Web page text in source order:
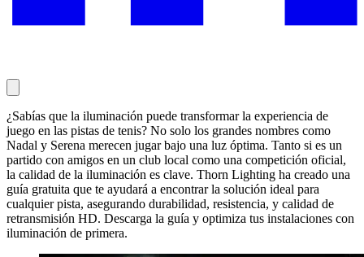
¿Sabías que la iluminación puede transformar la experiencia de
juego en las pistas de tenis? No solo los grandes nombres como
Nadal y Serena merecen jugar bajo una luz óptima. Tanto si es un
partido con amigos en un club local como una competición oficial,
la calidad de la iluminación es clave. Thorn Lighting ha creado una
guía gratuita que te ayudará a encontrar la solución ideal para
cualquier pista, asegurando durabilidad, resistencia, y calidad de
retransmisión HD. Descarga la guía y optimiza tus instalaciones con
iluminación de primera.